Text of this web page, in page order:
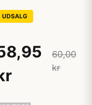
UDSALG
60,00
kr